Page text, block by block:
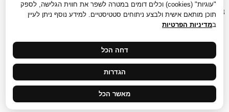
"עוגיות" (cookies) וכלים דומים במטרה לשפר את חווית הגלישה, לספק
תוכן מותאם אישית ולבצע ניתוחים סטטיסטיים. למידע נוסף ניתן לעיין
במדיניות הפרטיות
דחה הכל
הגדרות
מאשר הכל
נגישות
הגדל טקסט
ניגודיות הפוכה
הדגשת קישורים
איפוס